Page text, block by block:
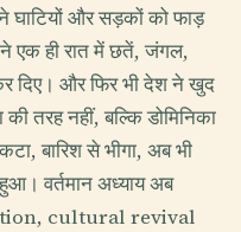
और सड़कों को फाड़
एक ही रात में छतें, जंगल,
दिए। और फिर भी देश ने खुद
तरह नहीं, बल्कि डोमिनिका
बारिश से भीगा, अब भी
वर्तमान अध्याय अब
cultural revival